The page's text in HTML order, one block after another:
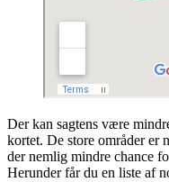
Der kan sagtens være
kortet. De store områder er
der nemlig mindre chance
Herunder får du en liste af